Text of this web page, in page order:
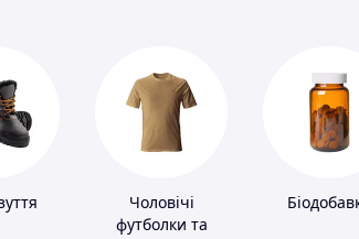
Чоловічі
футболки та